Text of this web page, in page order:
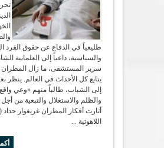
طليعياً في الدفاع عن حقوق الفرد
والسياسية، داعياً إلى العلمانية
سرير المستشفى، ما زال المطران
يتابع كل الأحداث في العالم. ينظر
إلى الشباب، طالباً منهم «وعي
والظلم والاستغلال والتبعية من
اللاهوتية ...